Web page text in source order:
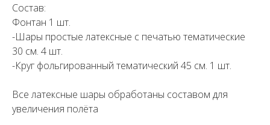
Состав:
Фонтан 1 шт.
-Шары простые латексные с печатью тематические
30 см. 4 шт.
-Круг фольгированный тематический 45 см. 1 шт.
Все латексные шары обработаны составом для
увеличения полёта